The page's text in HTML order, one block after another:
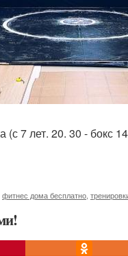
(с 7 лет. 20. 30 - бокс
фитнес дома бесплатно